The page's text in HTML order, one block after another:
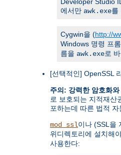
에서만 awk.exe를
Cygwin을 (http://
Windows 명령 프
름을 awk.exe로
[선택적인] OpenSSL
주의: 강력한 암호화
로 보호되는 지적재산
포하는데 따른 법적
mod_ssl이나 (SSL을
위디렉토리에 설치해
사용한다: